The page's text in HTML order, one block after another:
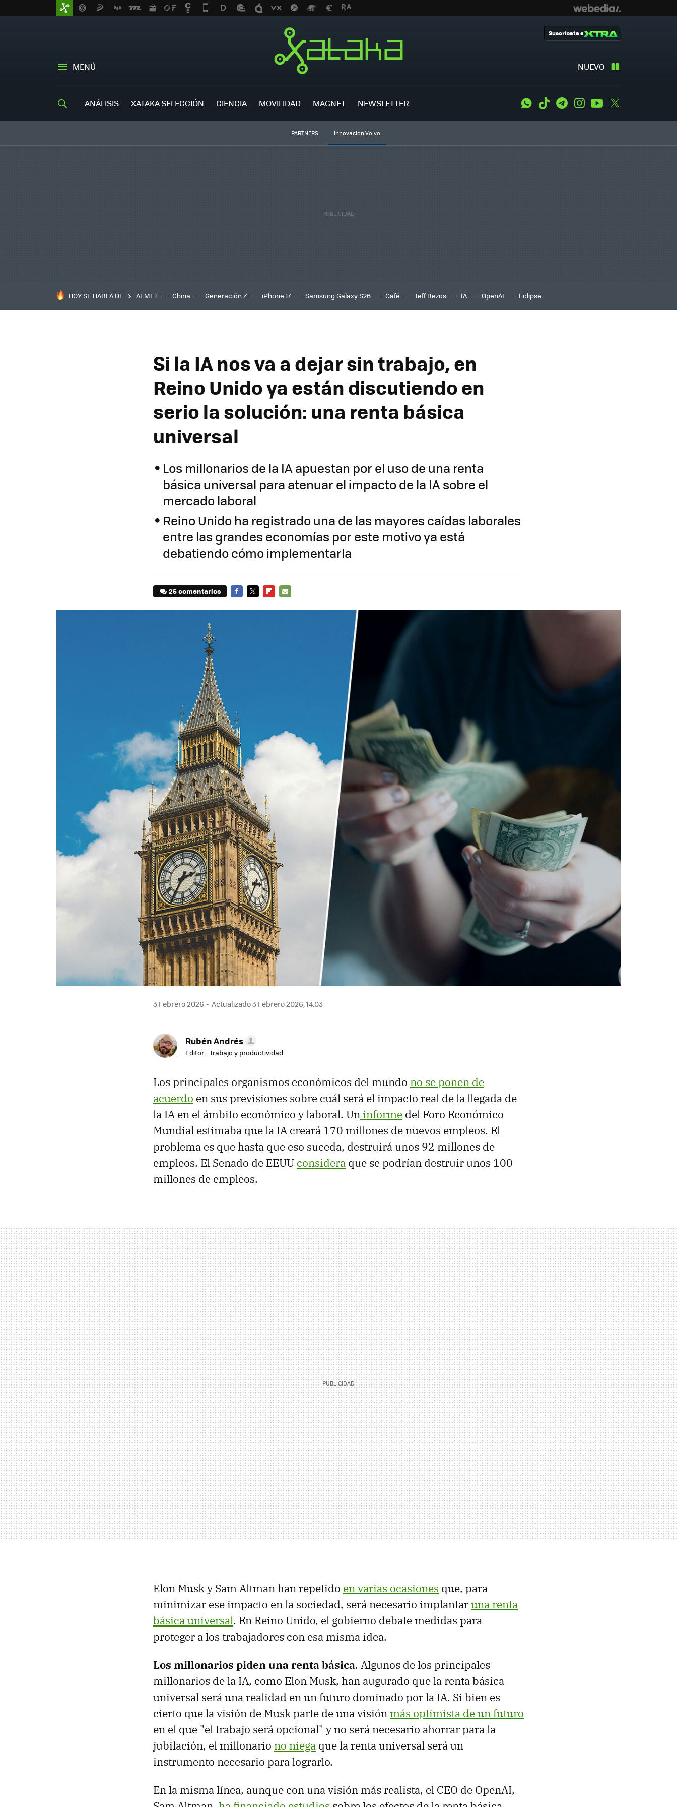
MENÚ NUEVO
Suscríbete a
ANÁLISIS XATAKA SELECCIÓN CIENCIA MOVILIDAD MAGNET NEWSLETTER WhatsApp
Tiktok TelegramInstagramYoutube
PARTNERS Innovación Volvo
HOY SE HABLA DE AEMET China Generación Z iPhone 17 Samsung Galaxy S26 Café Jeff Bezos IA OpenAI Eclipse
Si la IA nos va a dejar sin trabajo, en
Reino Unido ya están discutiendo en
serio la solución: una renta básica
universal
Los millonarios de la IA apuestan por el uso de una renta
básica universal para atenuar el impacto de la IA sobre el
mercado laboral
Reino Unido ha registrado una de las mayores caídas laborales
entre las grandes economías por este motivo ya está
debatiendo cómo implementarla
25 comentarios
3 Febrero 2026 Actualizado 3 Febrero 2026, 14:03
Rubén Andrés
Editor - Trabajo y productividad
Los principales organismos económicos del mundo no se ponen de
acuerdo en sus previsiones sobre cuál será el impacto real de la llegada de
la IA en el ámbito económico y laboral. Un informe del Foro Económico
Mundial estimaba que la IA creará 170 millones de nuevos empleos. El
problema es que hasta que eso suceda, destruirá unos 92 millones de
empleos. El Senado de EEUU considera que se podrían destruir unos 100
millones de empleos.
Elon Musk y Sam Altman han repetido en varias ocasiones que, para
minimizar ese impacto en la sociedad, será necesario implantaruna renta
básica universal. En Reino Unido, el gobierno debate medidas para
proteger a los trabajadores con esa misma idea.
Los millonarios piden una renta básica. Algunos de los principales
millonarios de la IA, como Elon Musk, han augurado que la renta básica
universal será una realidad en un futuro dominado por la IA. Si bien es
cierto que la visión de Musk parte de una visión más optimista de un futuro
en el que "el trabajo será opcional" y no será necesario ahorrar para la
jubilación, el millonario no niega que la renta universal será un
instrumento necesario para lograrlo.
En la misma línea, aunque con una visión más realista, el CEO de OpenAI,